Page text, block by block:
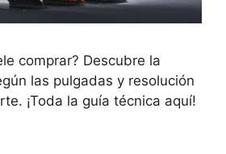
comprar? Descubre la
las pulgadas y resolución
¡Toda la guía técnica aquí!